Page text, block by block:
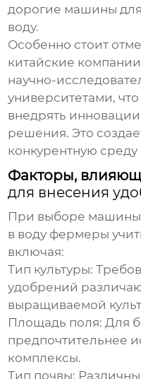
дорогие машины
воду.
Особенно стоит
китайские
научно-
университетами,
внедрять
решения. Это
конкурентную
Факторы,
для внесения
При выборе машины
в воду фермеры
включая:
Тип культуры:
удобрений
выращиваемой
Площадь поля: Для
предпочтительнее
комплексы.
Тип почвы: